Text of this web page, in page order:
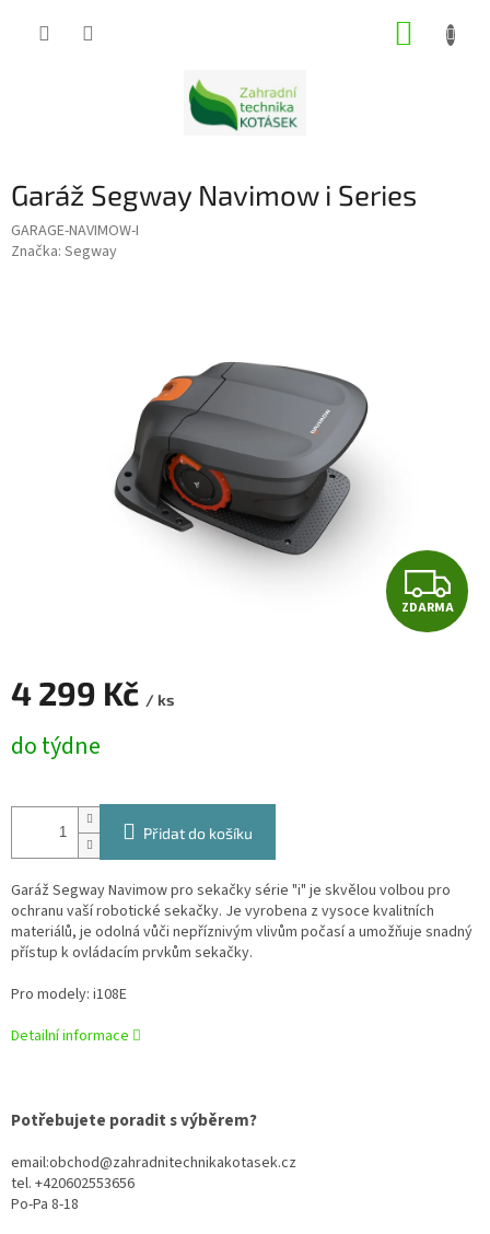
Garáž Segway Navimow i Series
GARAGE-NAVIMOW-I
Značka: Segway
Z
D
ZDARMA
4 299 Kč / ks
cena:
do týdne
Přidat do košíku
Garáž Segway Navimow pro sekačky série "i" je skvělou volbou pro
ochranu vaší robotické sekačky. Je vyrobena z vysoce kvalitních
materiálů, je odolná vůči nepříznivým vlivům počasí a umožňuje snadný
přístup k ovládacím prvkům sekačky.
Pro modely: i108E
Detailní informace
Potřebujete poradit s výběrem?
email:obchod@zahradnitechnikakotasek.cz
tel. +420602553656
Po-Pa 8-18